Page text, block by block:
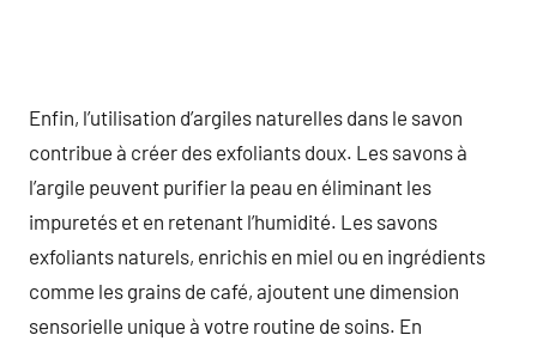
Enfin, l’utilisation d’argiles naturelles dans le savon
contribue à créer des exfoliants doux. Les savons à
l’argile peuvent purifier la peau en éliminant les
impuretés et en retenant l’humidité. Les savons
exfoliants naturels, enrichis en miel ou en ingrédients
comme les grains de café, ajoutent une dimension
sensorielle unique à votre routine de soins. En